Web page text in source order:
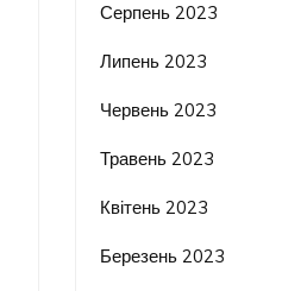
Серпень 2023
Липень 2023
Червень 2023
Травень 2023
Квітень 2023
Березень 2023